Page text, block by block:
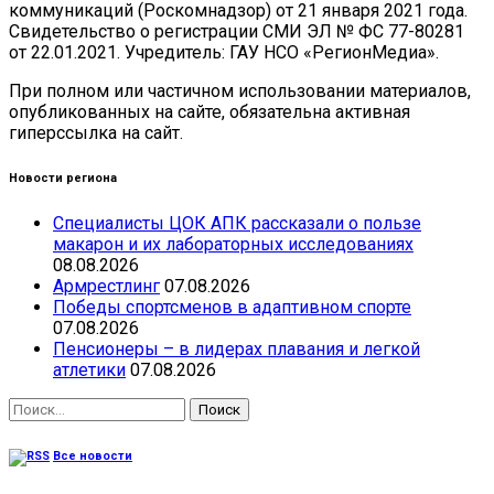
коммуникаций (Роскомнадзор) от 21 января 2021 года.
Свидетельство о регистрации СМИ ЭЛ № ФС 77-80281
от 22.01.2021. Учредитель: ГАУ НСО «РегионМедиа».
При полном или частичном использовании материалов,
опубликованных на сайте, обязательна активная
гиперссылка на сайт.
Новости региона
Специалисты ЦОК АПК рассказали о пользе
макарон и их лабораторных исследованиях
08.08.2026
Армрестлинг 07.08.2026
Победы спортсменов в адаптивном спорте
07.08.2026
Пенсионеры – в лидерах плавания и легкой
атлетики 07.08.2026
Найти:
Все новости